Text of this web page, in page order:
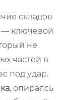
складов
— ключевой
не
частей в
под удар.
, опираясь